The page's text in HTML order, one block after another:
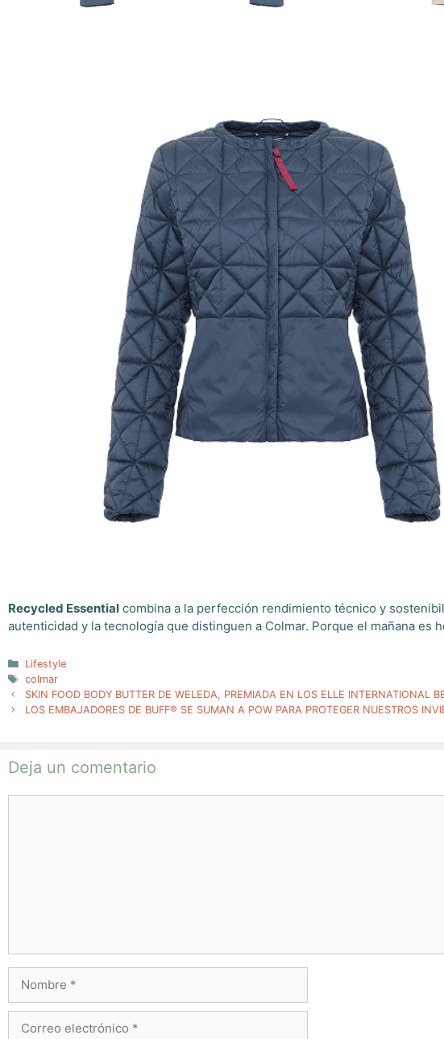
Recycled Essential combina a la perfección rendimiento técnico y
autenticidad y la tecnología que distinguen a Colmar. Porque el mañana
Categorías
Lifestyle
Etiquetas
colmar
SKIN FOOD BODY BUTTER DE WELEDA, PREMIADA EN LOS ELLE INTERNATIONAL
LOS EMBAJADORES DE BUFF® SE SUMAN A POW PARA PROTEGER NUESTROS
Deja un comentario